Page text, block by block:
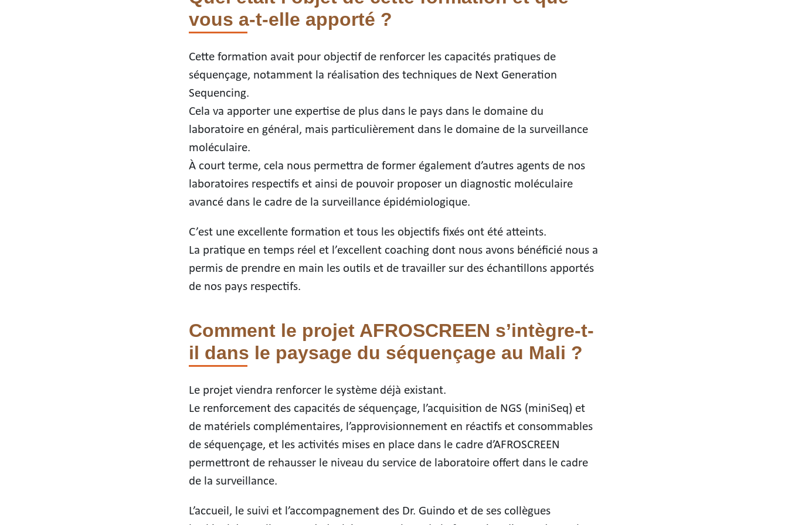
vous a-t-elle apporté ?
Cette formation avait pour objectif de renforcer les capacités pratiques de
séquençage, notamment la réalisation des techniques de Next Generation
Sequencing.
Cela va apporter une expertise de plus dans le pays dans le domaine du
laboratoire en général, mais particulièrement dans le domaine de la surveillance
moléculaire.
À court terme, cela nous permettra de former également d’autres agents de nos
laboratoires respectifs et ainsi de pouvoir proposer un diagnostic moléculaire
avancé dans le cadre de la surveillance épidémiologique.
C’est une excellente formation et tous les objectifs fixés ont été atteints.
La pratique en temps réel et l’excellent coaching dont nous avons bénéficié nous a
permis de prendre en main les outils et de travailler sur des échantillons apportés
de nos pays respectifs.
Comment le projet AFROSCREEN s’intègre-t-
il dans le paysage du séquençage au Mali ?
Le projet viendra renforcer le système déjà existant.
Le renforcement des capacités de séquençage, l’acquisition de NGS (miniSeq) et
de matériels complémentaires, l’approvisionnement en réactifs et consommables
de séquençage, et les activités mises en place dans le cadre d’AFROSCREEN
permettront de rehausser le niveau du service de laboratoire offert dans le cadre
de la surveillance.
L’accueil, le suivi et l’accompagnement des Dr. Guindo et de ses collègues